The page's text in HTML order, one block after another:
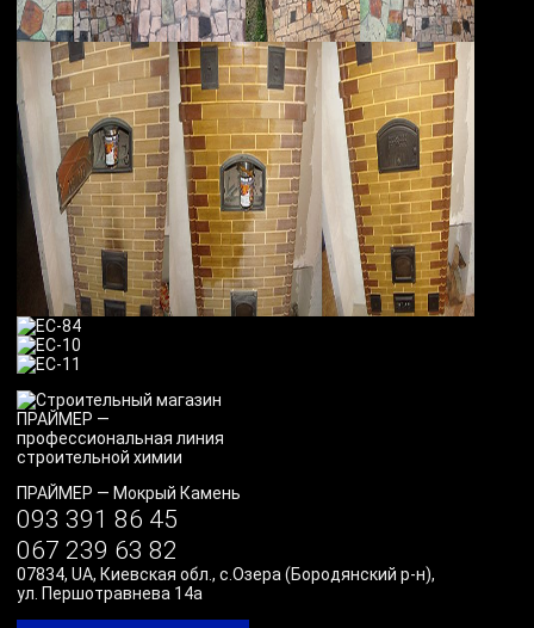
ПРАЙМЕР — Мокрый Камень
093 391 86 45
067 239 63 82
07834, UA, Киевская обл., с.Озера (Бородянский р-н),
ул. Першотравнева 14а